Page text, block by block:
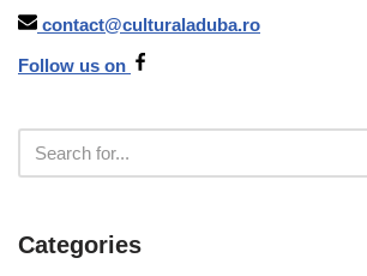
contact@culturaladuba.ro
Follow us on
Categories